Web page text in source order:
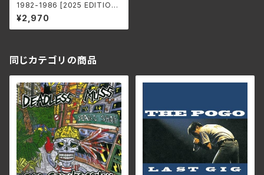
1982-1986 [2025 EDITION]
/DISARRAY SS-976(仕様:
CD)
¥2,970
同じカテゴリの商品